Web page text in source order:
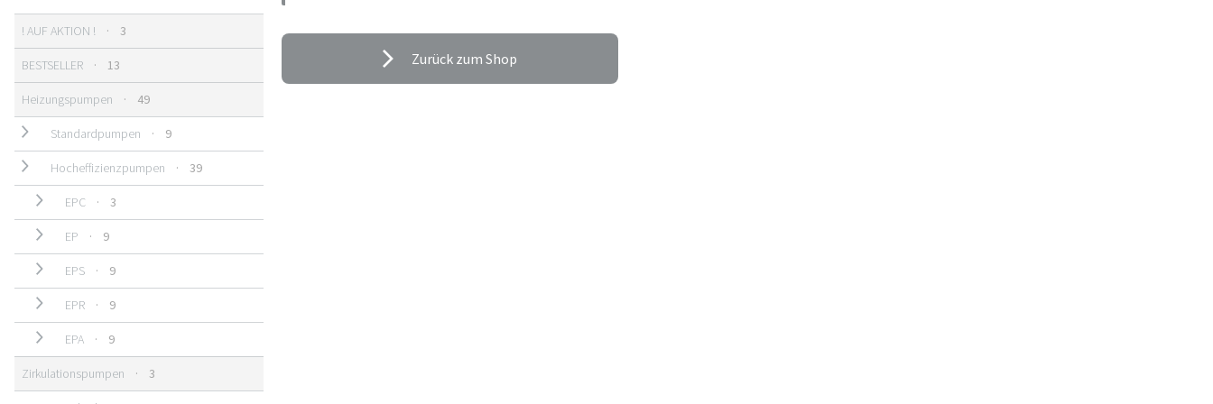
Zurück zum Shop
! AUF AKTION ! 3
BESTSELLER 13
Heizungspumpen 4949 Produkte
Standardpumpen 99 Produkte
Hocheffizienzpumpen 3939 Produkte
EPC 3
EP 99 Produkte
EPS 99 Produkte
EPR 99 Produkte
EPA 99 Produkte
Zirkulationspumpen 3